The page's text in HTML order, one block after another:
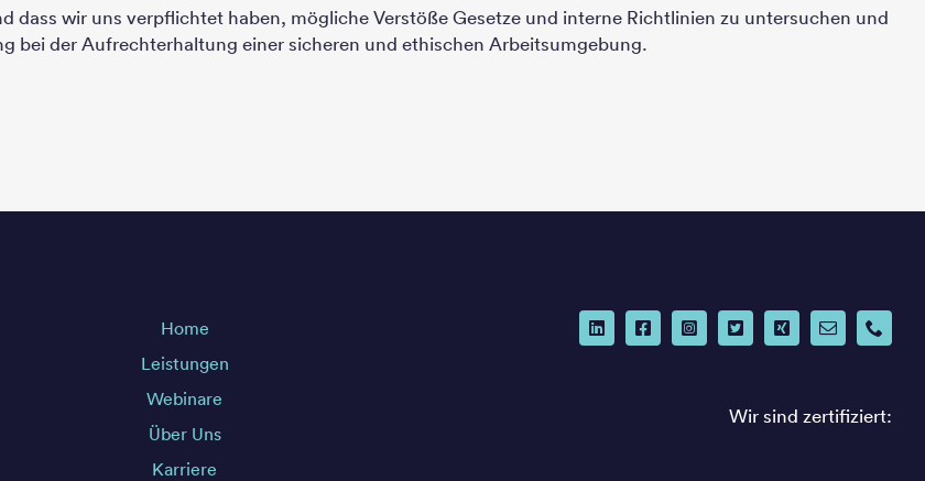
dass wir uns verpflichtet haben, mögliche Verstöße Gesetze und interne Richtlinien zu untersuchen und
bei der Aufrechterhaltung einer sicheren und ethischen Arbeitsumgebung.
Home
Leistungen
Webinare
Über Uns
Karriere
Wir sind zertifiziert: